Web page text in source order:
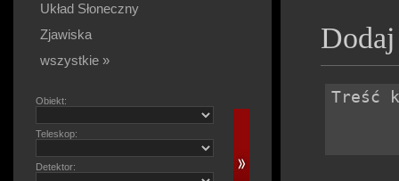
Układ Słoneczny
Zjawiska
wszystkie »
Obiekt:
Teleskop:
Detektor: